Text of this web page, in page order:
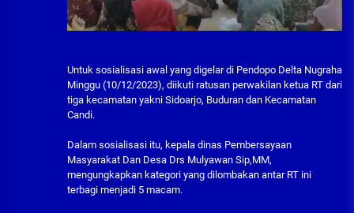
Untuk sosialisasi awal yang digelar di Pendopo Delta Nugraha
Minggu (10/12/2023), diikuti ratusan perwakilan ketua RT dari
tiga kecamatan yakni Sidoarjo, Buduran dan Kecamatan
Candi.
Dalam sosialisasi itu, kepala dinas Pembersayaan
Masyarakat Dan Desa Drs Mulyawan Sip,MM,
mengungkapkan kategori yang dilombakan antar RT ini
terbagi menjadi 5 macam.